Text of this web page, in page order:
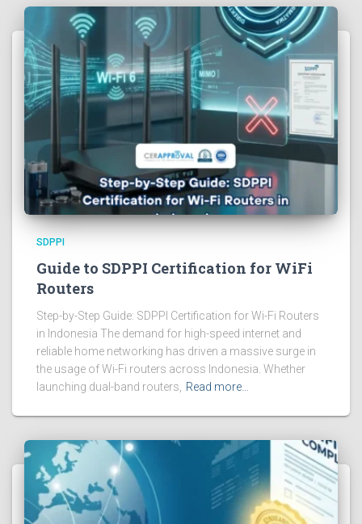
SDPPI
Guide to SDPPI Certification for WiFi
Routers
Step-by-Step Guide: SDPPI Certification for Wi-Fi Routers
in Indonesia The demand for high-speed internet and
reliable home networking has driven a massive surge in
the usage of Wi-Fi routers across Indonesia. Whether
launching dual-band routers, Read more…